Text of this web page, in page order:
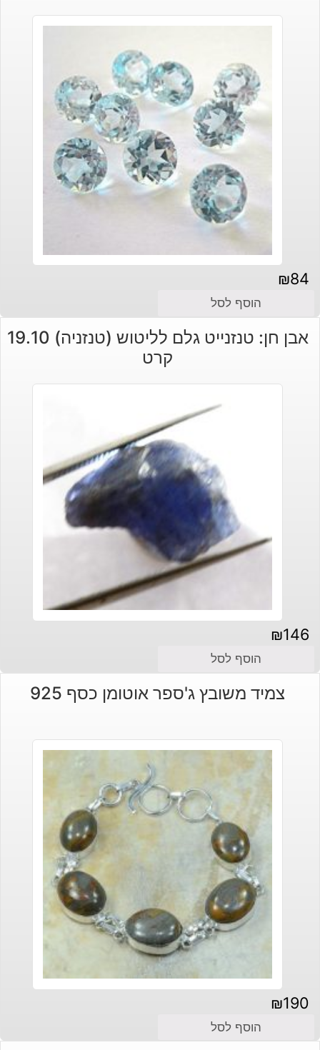
₪84
הוסף לסל
אבן חן: טנזנייט גלם לליטוש (טנזניה) 19.10
קרט
₪146
הוסף לסל
צמיד משובץ ג'ספר אוטומן כסף 925
₪190
הוסף לסל